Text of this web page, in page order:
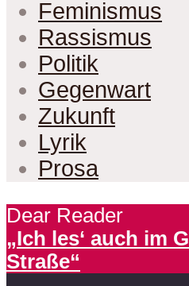
Feminismus
Rassismus
Politik
Gegenwart
Zukunft
Lyrik
Prosa
Dear Reader
„Ich les‘ auch im
Straße“